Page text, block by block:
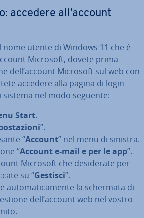
accedere all’account
nome utente di Windows 11 che è
Microsoft, dovete prima
dell’account Microsoft sul web con
accedere alla pagina di login
nel modo seguente:
Start.
”.
“Account” nel menu di sinistra.
“Account e-mail e per le app”.
Microsoft che de­si­de­ra­te per­
su “Gestisci”.
au­to­ma­ti­ca­men­te la schermata di
dell’account web nel vostro